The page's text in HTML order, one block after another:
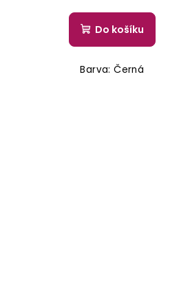
Do košíku
Barva: Černá